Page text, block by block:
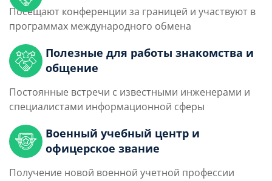
Посещают конференции за границей и участвуют в
программах международного обмена
Полезные для работы знакомства и
общение
Постоянные встречи с известными инженерами и
специалистами информационной сферы
Военный учебный центр и
офицерское звание
Получение новой военной учетной профессии